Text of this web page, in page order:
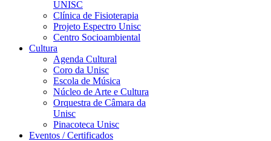
UNISC
Clínica de Fisioterapia
Projeto Espectro Unisc
Centro Socioambiental
Cultura
Agenda Cultural
Coro da Unisc
Escola de Música
Núcleo de Arte e Cultura
Orquestra de Câmara da
Unisc
Pinacoteca Unisc
Eventos / Certificados